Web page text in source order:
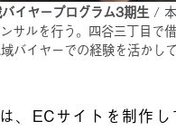
イヤープログラム3期生/ 本
サルを行う。四谷三丁目で
バイヤーでの経験を活かし
、ECサイトを制作し